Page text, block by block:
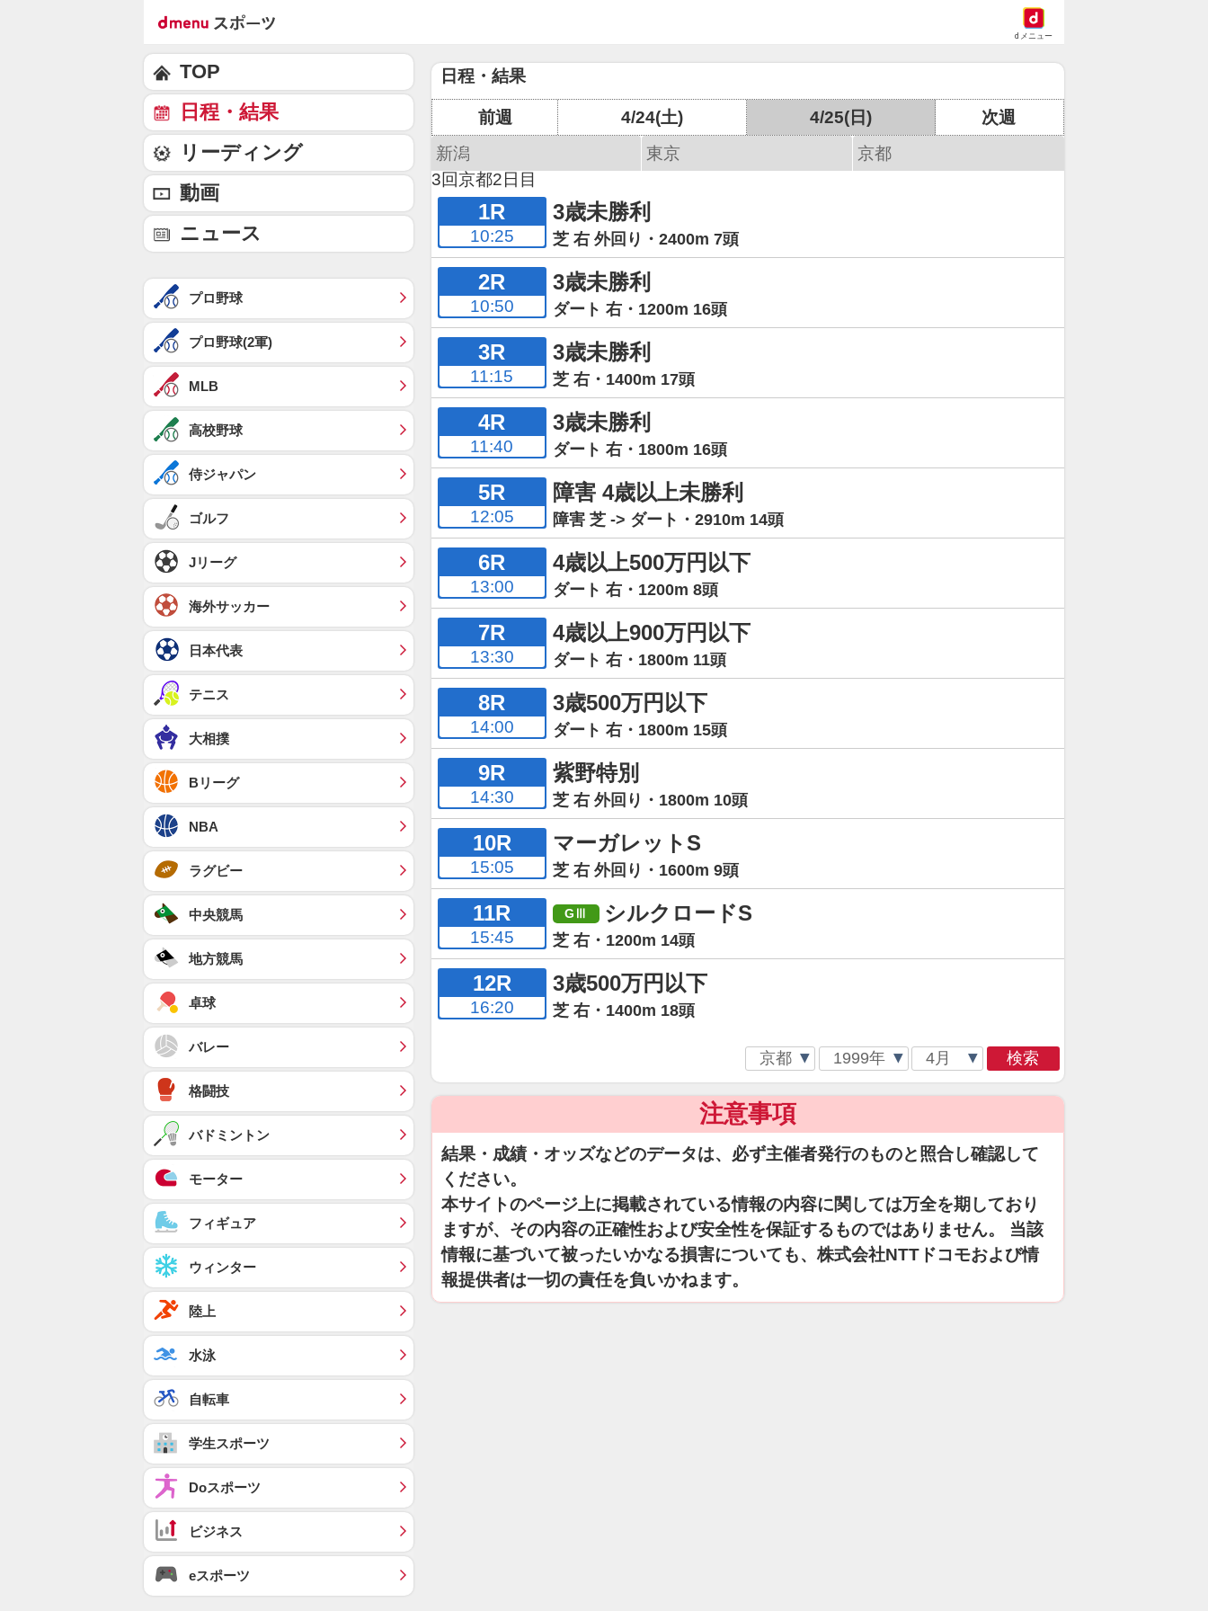
dメニュー
日程・結果
前週 4/24(土) 4/25(日)
次週
新潟
東京
京都
3回京都2日目
1R
10:25
3歳未勝利
芝 右 外回り・2400m 7頭
2R
10:50
3歳未勝利
ダート 右・1200m 16頭
3R
11:15
3歳未勝利
芝 右・1400m 17頭
4R
11:40
3歳未勝利
ダート 右・1800m 16頭
5R
12:05
障害 4歳以上未勝利
障害 芝 -> ダート・2910m 14頭
6R
13:00
4歳以上500万円以下
ダート 右・1200m 8頭
7R
13:30
4歳以上900万円以下
ダート 右・1800m 11頭
8R
14:00
3歳500万円以下
ダート 右・1800m 15頭
9R
14:30
紫野特別
芝 右 外回り・1800m 10頭
10R
15:05
マーガレットS
芝 右 外回り・1600m 9頭
11R
15:45
シルクロードS
芝 右・1200m 14頭
12R
16:20
3歳500万円以下
芝 右・1400m 18頭
検索
注意事項
結果・成績・オッズなどのデータは、必ず主催者発行のものと照合し確認して
ください。
本サイトのページ上に掲載されている情報の内容に関しては万全を期しており
ますが、その内容の正確性および安全性を保証するものではありません。 当該
情報に基づいて被ったいかなる損害についても、株式会社NTTドコモおよび情
報提供者は一切の責任を負いかねます。
TOP
日程・結果
リーディング
動画
ニュース
プロ野球
プロ野球(2軍)
MLB
高校野球
侍ジャパン
ゴルフ
Jリーグ
海外サッカー
日本代表
テニス
大相撲
Bリーグ
NBA
ラグビー
中央競馬
地方競馬
卓球
バレー
格闘技
バドミントン
モーター
フィギュア
ウィンター
陸上
水泳
自転車
学生スポーツ
Doスポーツ
ビジネス
eスポーツ